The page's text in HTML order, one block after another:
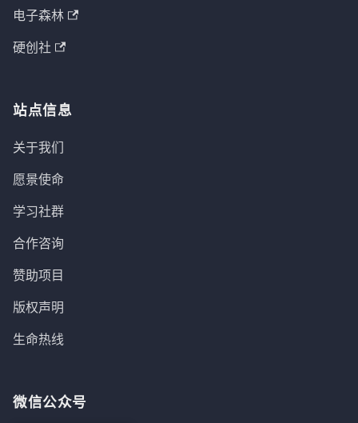
电子森林
硬创社
站点信息
关于我们
愿景使命
学习社群
合作咨询
赞助项目
版权声明
生命热线
微信公众号